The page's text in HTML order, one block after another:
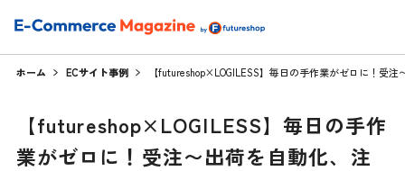
ホーム ECサイト事例 【futureshop×LOGILESS】毎日の手作業がゼロに！受
【futureshop×LOGILESS】毎日の手作
業がゼロに！受注〜出荷を自動化、注